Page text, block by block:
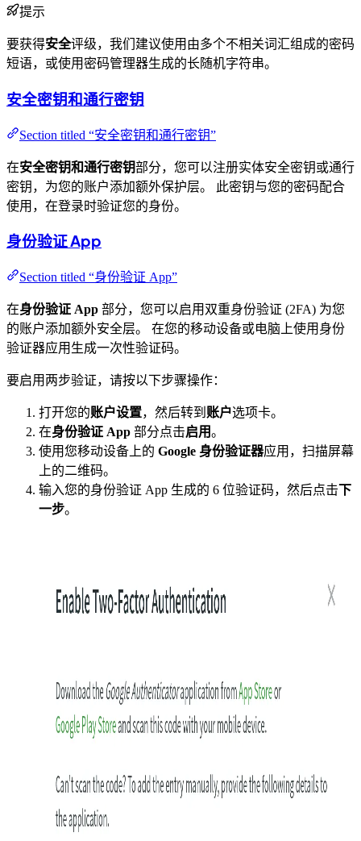
提示
要获得安全评级，我们建议使用由多个不相关词汇组成的密码
短语，或使用密码管理器生成的长随机字符串。
安全密钥和通行密钥
Section titled “安全密钥和通行密钥”
在安全密钥和通行密钥部分，您可以注册实体安全密钥或通行
密钥，为您的账户添加额外保护层。 此密钥与您的密码配合
使用，在登录时验证您的身份。
身份验证 App
Section titled “身份验证 App”
在身份验证 App 部分，您可以启用双重身份验证 (2FA) 为您
的账户添加额外安全层。 在您的移动设备或电脑上使用身份
验证器应用生成一次性验证码。
要启用两步验证，请按以下步骤操作：
打开您的账户设置，然后转到 账户选项卡。
在身份验证 App 部分点击启用。
使用您移动设备上的 Google 身份验证器应用，扫描屏幕
上的二维码。
输入您的身份验证 App 生成的 6 位验证码，然后点击下
一步。